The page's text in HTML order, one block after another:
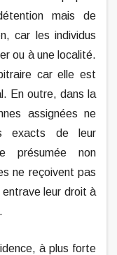
mais de
car les individus
ou à une localité.
car elle est
En outre, dans la
assignées ne
exacts de leur
présumée non
ne reçoivent pas
leur droit à
à plus forte